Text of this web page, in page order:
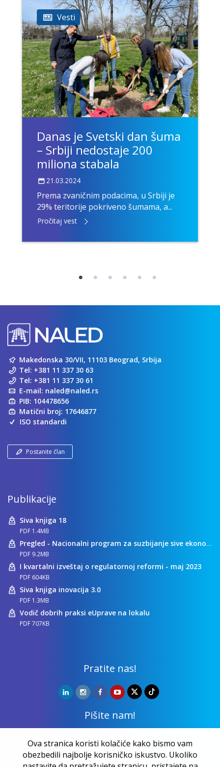
Vesti
Danas je Svetski dan šuma
– Srbiji nedostaje 200
miliona stabala
21.03.2024
Prema zvaničnim podacima, u Srbiji je
29% teritorije pokriveno šumama, a...
Pročitaj vest
Makedonska 30/VII, 11103 Beograd, Srbija
Tel: +381 11 337 30 63
Tel: +381 11 337 30 61
E-mail: naled@naled.rs
PIB: 104478656
Matični broj: 17646877
ISO standardi
Postanite član
Publikacije
Siva knjiga 18
PDF 1.4MB
Pregled - Nacionalni program za suzbijanje sive ekonomije
PDF 9.2MB
I kvartalni izveštaj o regulatornoj reformi - maj 2023
PDF 604KB
Siva knjiga inovacija 3.0
PDF 1.3MB
Vodič dobrih praksi eUprave na lokalu
PDF 707KB
Pratite nas!
Pišite nam!
Kontakt
Ova stranica koristi kolačiće kako bismo vam
obezbedili najbolje korisničko iskustvo. Ukoliko